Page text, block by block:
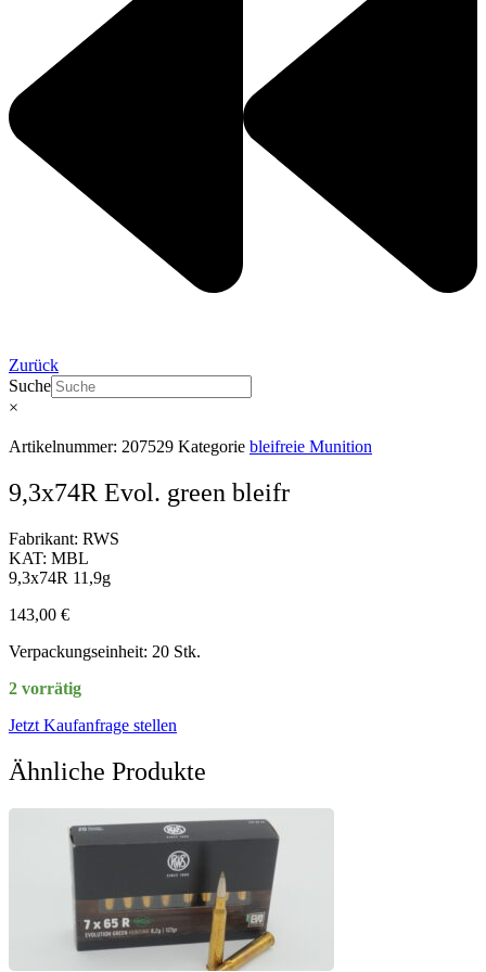
Zurück
Suche
×
Artikelnummer: 207529 Kategorie bleifreie Munition
9,3x74R Evol. green bleifr
Fabrikant: RWS
KAT: MBL
9,3x74R 11,9g
143,00 €
Verpackungseinheit: 20 Stk.
2 vorrätig
Jetzt Kaufanfrage stellen
Ähnliche Produkte